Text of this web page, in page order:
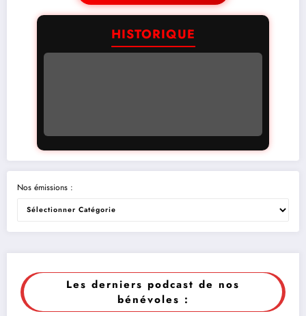
HISTORIQUE
Nos émissions :
Les derniers podcast de nos
bénévoles :